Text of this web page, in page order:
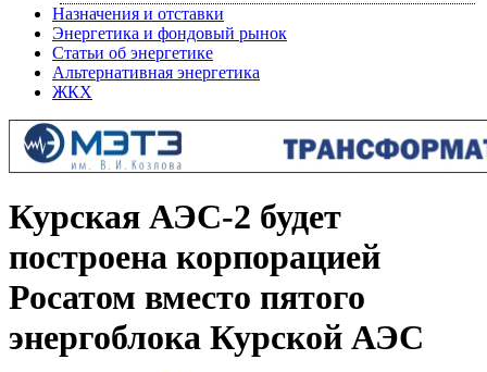
Назначения и отставки
Энергетика и фондовый рынок
Статьи об энергетике
Альтернативная энергетика
ЖКХ
Курская АЭС-2 будет
построена корпорацией
Росатом вместо пятого
энергоблока Курской АЭС